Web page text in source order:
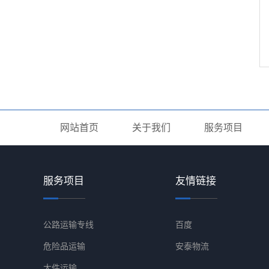
网站首页 关于我们 服务项目
服务项目
公路运输专线
危险品运输
友情链接
百度
安泰物流